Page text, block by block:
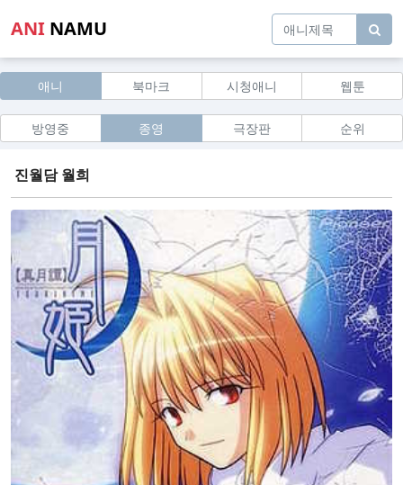
ANI NAMU
애니 북마크 시청애니 웹툰
방영중 종영 극장판 순위
진월담 월희